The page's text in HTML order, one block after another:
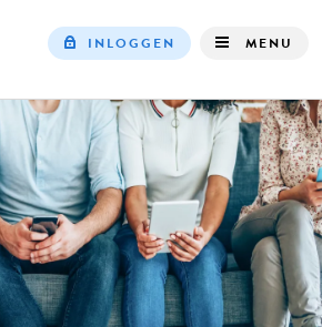
navigation
INLOGGEN MENU